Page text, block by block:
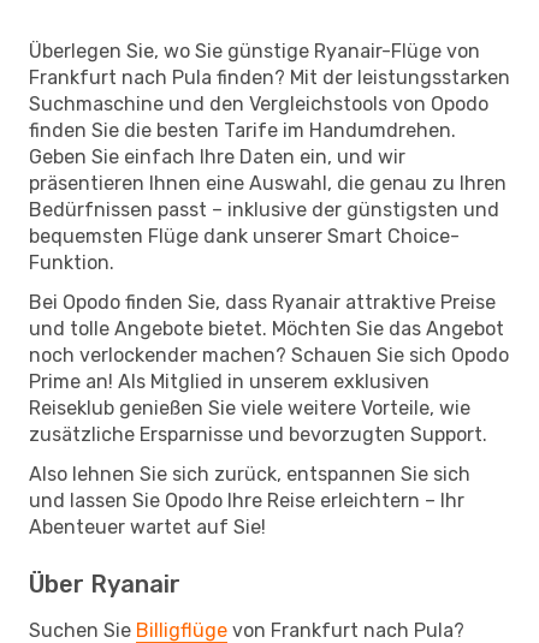
Überlegen Sie, wo Sie günstige Ryanair-Flüge von
Frankfurt nach Pula finden? Mit der leistungsstarken
Suchmaschine und den Vergleichstools von Opodo
finden Sie die besten Tarife im Handumdrehen.
Geben Sie einfach Ihre Daten ein, und wir
präsentieren Ihnen eine Auswahl, die genau zu Ihren
Bedürfnissen passt – inklusive der günstigsten und
bequemsten Flüge dank unserer Smart Choice-
Funktion.
Bei Opodo finden Sie, dass Ryanair attraktive Preise
und tolle Angebote bietet. Möchten Sie das Angebot
noch verlockender machen? Schauen Sie sich Opodo
Prime an! Als Mitglied in unserem exklusiven
Reiseklub genießen Sie viele weitere Vorteile, wie
zusätzliche Ersparnisse und bevorzugten Support.
Also lehnen Sie sich zurück, entspannen Sie sich
und lassen Sie Opodo Ihre Reise erleichtern – Ihr
Abenteuer wartet auf Sie!
Über Ryanair
Suchen Sie Billigflüge von Frankfurt nach Pula?